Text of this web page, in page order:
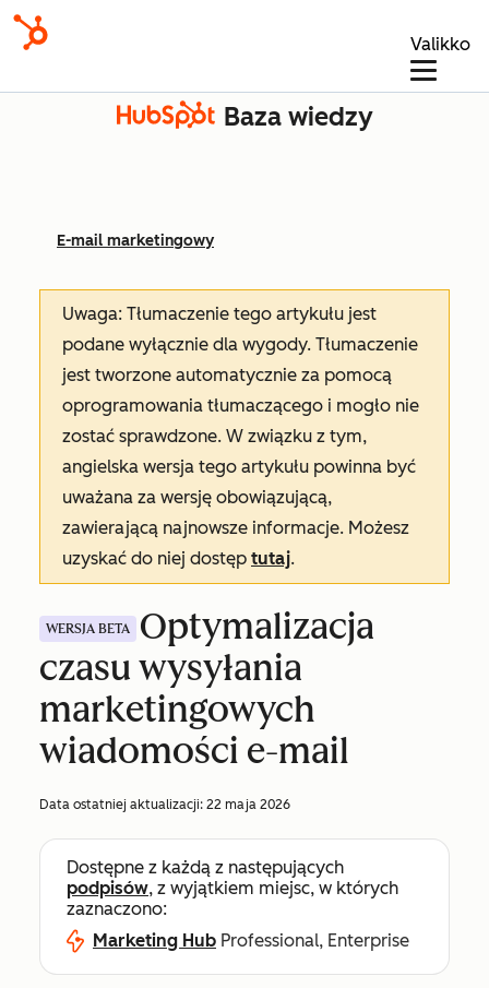
Valikko
Baza wiedzy
E-mail marketingowy
Uwaga: Tłumaczenie tego artykułu jest
podane wyłącznie dla wygody. Tłumaczenie
jest tworzone automatycznie za pomocą
oprogramowania tłumaczącego i mogło nie
zostać sprawdzone. W związku z tym,
angielska wersja tego artykułu powinna być
uważana za wersję obowiązującą,
zawierającą najnowsze informacje. Możesz
uzyskać do niej dostęp tutaj.
WERSJA BETA
Optymalizacja
czasu wysyłania
marketingowych
wiadomości e-mail
Data ostatniej aktualizacji: 22 maja 2026
Dostępne z każdą z następujących
podpisów, z wyjątkiem miejsc, w których
zaznaczono:
Marketing Hub Professional, Enterprise